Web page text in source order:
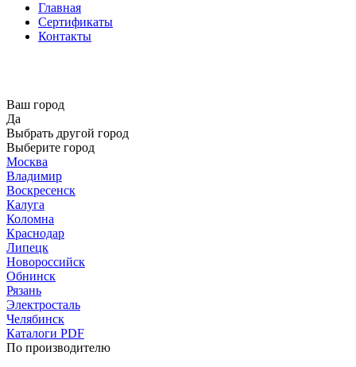
Главная
Сертификаты
Контакты
Ваш город
Да
Выбрать другой город
Выберите город
Москва
Владимир
Воскресенск
Калуга
Коломна
Краснодар
Липецк
Новороссийск
Обнинск
Рязань
Электросталь
Челябинск
Каталоги PDF
По производителю